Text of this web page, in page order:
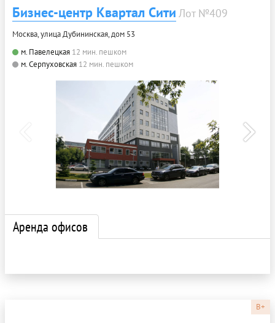
Бизнес-центр Квартал Сити Лот №409
Москва, улица Дубининская, дом 53
м. Павелецкая 12 мин. пешком
м. Серпуховская 12 мин. пешком
Аренда офисов
B+